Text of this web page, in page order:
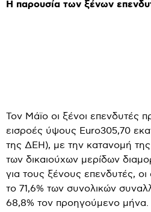
Η παρουσία των ξένων
Τον Μάϊο οι ξένοι επενδυτές
εισροές ύψους Euro305,70
της ΔΕΗ), με την κατανομή
των δικαιούχων μερίδων
για τους ξένους επενδυτές,
το 71,6% των συνολικών
68,8% τον προηγούμενο μήνα.